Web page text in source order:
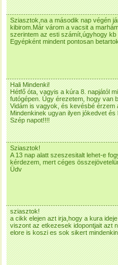
Sziasztok,na a második nap végén
kibirom.Már várom a vacsit a
szerintem az esti számít,úgyhogy
Egyépként mindent pontosan
Hali Mindenki!
Hétfő óta, vagyis a kúra 8. napjától
futógépen. Úgy érezetem, hogy van
Vidám is vagyok, és kevésbé érzem
Mindenkinek ugyan ilyen jókedvet
Szép napot!!!!
Sziasztok!
A 13 nap alatt szeszesitalt lehet-e
kérdezem, mert céges
Üdv
sziasztok!
a cikk elejen azt irja,hogy a kura
viszont az etkezesek idopontjait azt
elore is koszi es sok sikert